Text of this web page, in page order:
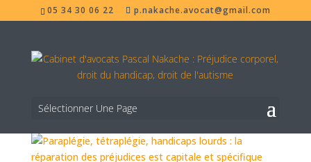
05 34 30 06 22 p.nakache.avocat@gmail.com
Sélectionner Une Page